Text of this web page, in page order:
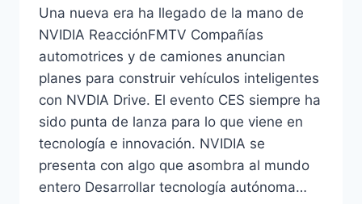
Una nueva era ha llegado de la mano de
NVIDIA ReacciónFMTV Compañías
automotrices y de camiones anuncian
planes para construir vehículos inteligentes
con NVDIA Drive. El evento CES siempre ha
sido punta de lanza para lo que viene en
tecnología e innovación. NVIDIA se
presenta con algo que asombra al mundo
entero Desarrollar tecnología autónoma…